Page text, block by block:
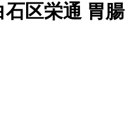
区栄通 胃腸